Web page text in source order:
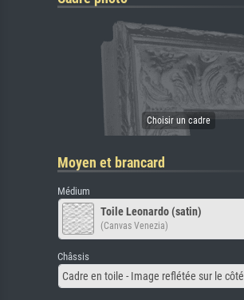
Moyen et brancard
Médium
Toile Leonardo (satin)
(Canvas Venezia)
Châssis
Cadre en toile - Image reflétée sur le côté